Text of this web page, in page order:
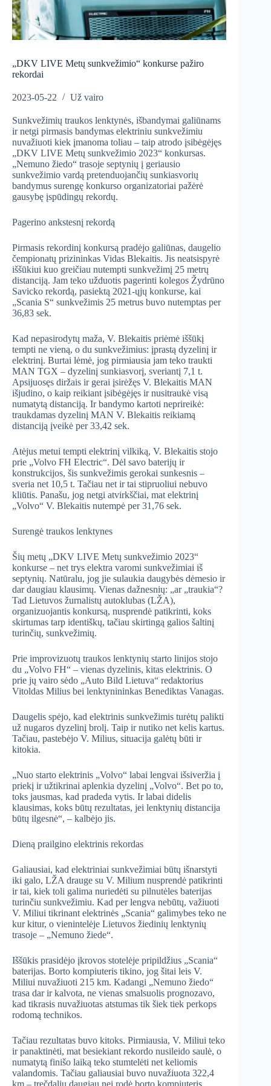
„DKV LIVE Metų sunkvežimio“ konkurse pažiro
rekordai
2023-05-22 Už vairo
Sunkvežimių traukos lenktynės, išbandymai galiūnams
ir netgi pirmasis bandymas elektriniu sunkvežimiu
nuvažiuoti kiek įmanoma toliau – taip atrodo įsibėgėjęs
„DKV LIVE Metų sunkvežimio 2023“ konkursas.
„Nemuno žiedo“ trasoje septynių į geriausio
sunkvežimio vardą pretenduojančių sunkiasvorių
bandymus surengę konkurso organizatoriai pažėrė
gausybę įspūdingų rekordų.
Pagerino ankstesnį rekordą
Pirmasis rekordinį konkursą pradėjo galiūnas, daugelio
čempionatų prizininkas Vidas Blekaitis. Jis neatsispyrė
iššūkiui kuo greičiau nutempti sunkvežimį 25 metrų
distanciją. Jam teko užduotis pagerinti kolegos Žydrūno
Savicko rekordą, pasiektą 2021-ųjų konkurse, kai
„Scania S“ sunkvežimis 25 metrus buvo nutemptas per
36,83 sek.
Kad nepasirodytų maža, V. Blekaitis priėmė iššūkį
tempti ne vieną, o du sunkvežimius: įprastą dyzelinį ir
elektrinį. Burtai lėmė, jog pirmiausia jam teko traukti
MAN TGX – dyzelinį sunkiasvorį, sveriantį 7,1 t.
Apsijuosęs diržais ir gerai įsirėžęs V. Blekaitis MAN
išjudino, o kaip reikiant įsibėgėjęs ir nusitraukė visą
numatytą distanciją. Ir bandymo kartoti neprireikė:
traukdamas dyzelinį MAN V. Blekaitis reikiamą
distanciją įveikė per 33,42 sek.
Atėjus metui tempti elektrinį vilkiką, V. Blekaitis stojo
prie „Volvo FH Electric“. Dėl savo baterijų ir
konstrukcijos, šis sunkvežimis gerokai sunkesnis –
sveria net 10,5 t. Tačiau net ir tai stipruoliui nebuvo
kliūtis. Panašu, jog netgi atvirkščiai, mat elektrinį
„Volvo“ V. Blekaitis nutempė per 31,76 sek.
Surengė traukos lenktynes
Šių metų „DKV LIVE Metų sunkvežimio 2023“
konkurse – net trys elektra varomi sunkvežimiai iš
septynių. Natūralu, jog jie sulaukia daugybės dėmesio ir
dar daugiau klausimų. Vienas dažnesnių: „ar „traukia“?
Tad Lietuvos žurnalistų autoklubas (LŽA),
organizuojantis konkursą, nusprendė patikrinti, koks
skirtumas tarp identiškų, tačiau skirtingą galios šaltinį
turinčių, sunkvežimių.
Prie improvizuotų traukos lenktynių starto linijos stojo
du „Volvo FH“ – vienas dyzelinis, kitas elektrinis. O
prie jų vairo sėdo „Auto Bild Lietuva“ redaktorius
Vitoldas Milius bei lenktynininkas Benediktas Vanagas.
Daugelis spėjo, kad elektrinis sunkvežimis turėtų palikti
už nugaros dyzelinį brolį. Taip ir nutiko net kelis kartus.
Tačiau, pastebėjo V. Milius, situacija galėtų būti ir
kitokia.
„Nuo starto elektrinis „Volvo“ labai lengvai išsiveržia į
priekį ir užtikrinai aplenkia dyzelinį „Volvo“. Bet po to,
toks jausmas, kad pradeda vytis. Ir labai didelis
klausimas, koks būtų rezultatas, jei lenktynių distancija
būtų ilgesnė“, – kalbėjo jis.
Dieną prailgino elektrinis rekordas
Galiausiai, kad elektriniai sunkvežimiai būtų išnarstyti
iki galo, LŽA drauge su V. Milium nusprendė patikrinti
ir tai, kiek toli galima nuriedėti su pilnutėles baterijas
turinčiu sunkvežimiu. Kad per lengva nebūtų, važiuoti
V. Miliui tikrinant elektrinės „Scania“ galimybes teko ne
kur kitur, o vienintelėje Lietuvos žiedinių lenktynių
trasoje – „Nemuno žiede“.
Iššūkis prasidėjo įkrovos stotelėje pripildžius „Scania“
baterijas. Borto kompiuteris tikino, jog šitai leis V.
Miliui nuvažiuoti 215 km. Kadangi „Nemuno žiedo“
trasa dar ir kalvota, ne vienas smalsuolis prognozavo,
kad tikrasis nuvažiuotas atstumas tik šiek tiek perkops
rodomą technikos.
Tačiau rezultatas buvo kitoks. Pirmiausia, V. Miliui teko
ir panaktinėti, mat besiekiant rekordo nusileido saulė, o
numatytą finišo laiką teko stumtelėti net keliomis
valandomis. Tačiau galiausiai buvo nuvažiuota 322,4